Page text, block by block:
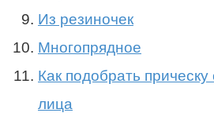
Из резиночек
Многопрядное
Как подобрать
лица